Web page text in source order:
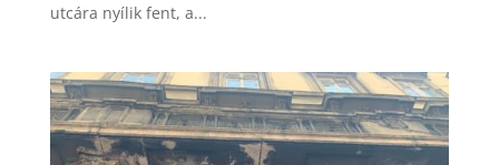
utcára nyílik fent, a...